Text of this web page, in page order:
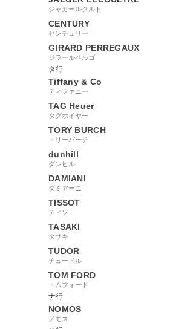
ジャガールクルト
CENTURY
センチュリー
GIRARD PERREGAUX
ジラールペルゴ
タ行
Tiffany & Co
ティファニー
TAG Heuer
タグホイヤー
TORY BURCH
トリーバーチ
dunhill
ダンヒル
DAMIANI
ダミアーニ
TISSOT
ティソ
TASAKI
タサキ
TUDOR
チュードル
TOM FORD
トムフォード
ナ行
NOMOS
ノモス